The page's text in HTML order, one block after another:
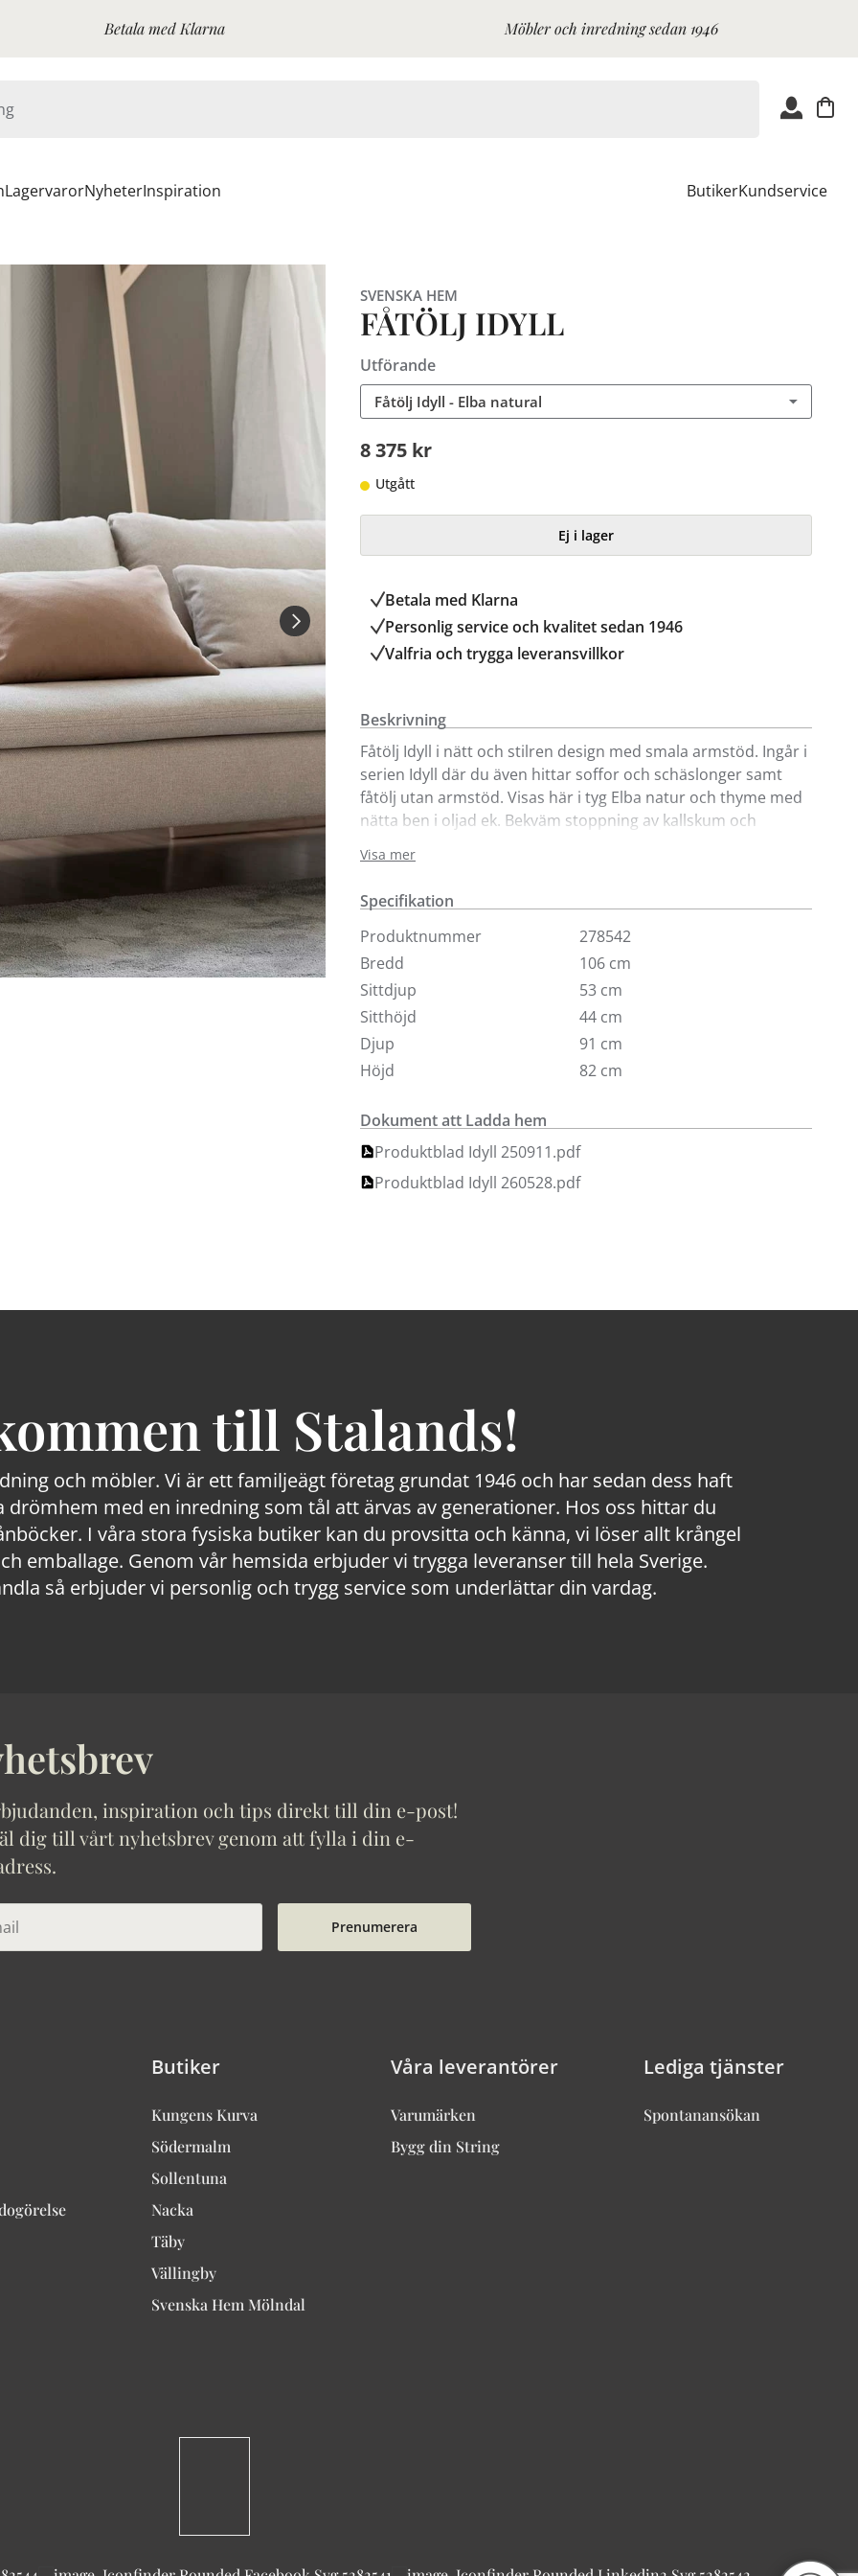
Betala med Klarna Möbler och inredning sedan 1946
LagervarorNyheterInspiration ButikerKundservice
SVENSKA HEM
FÅTÖLJ IDYLL
Utförande
Fåtölj Idyll - Elba natural
8 375 kr
Utgått
Ej i lager
Betala med Klarna
Personlig service och kvalitet sedan 1946
Valfria och trygga leveransvillkor
Beskrivning
Fåtölj Idyll i nätt och stilren design med smala armstöd. Ingår i
serien Idyll där du även hittar soffor och schäslonger samt
fåtölj utan armstöd. Visas här i tyg Elba natur och thyme med
nätta ben i oljad ek. Bekväm stoppning av kallskum och
ryggplymå.
Visa mer
Specifikation
Produktnummer
278542
Bredd
106 cm
Sittdjup
53 cm
Sitthöjd
44 cm
Djup
91 cm
Höjd
82 cm
Dokument att Ladda hem
Produktblad Idyll 250911.pdf
Produktblad Idyll 260528.pdf
till Stalands!
och möbler. Vi är ett familjeägt företag grundat 1946 och har sedan dess haft
med en inredning som tål att ärvas av generationer. Hos oss hittar du
I våra stora fysiska butiker kan du provsitta och känna, vi löser allt krångel
emballage. Genom vår hemsida erbjuder vi trygga leveranser till hela Sverige.
så erbjuder vi personlig och trygg service som underlättar din vardag.
inspiration och tips direkt till din e-post!
dig till vårt nyhetsbrev genom att fylla i din e-
Prenumerera
Butiker
Kungens Kurva
Södermalm
Sollentuna
Nacka
Täby
Vällingby
Svenska Hem Mölndal
Våra leverantörer
Varumärken
Bygg din String
Lediga tjänster
Spontanansökan